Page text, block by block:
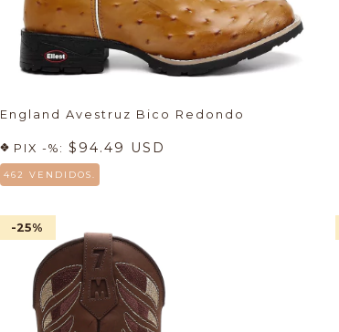
England Avestruz Bico Redondo
PIX -%: $94.49 USD
462 VENDIDOS.
-25%